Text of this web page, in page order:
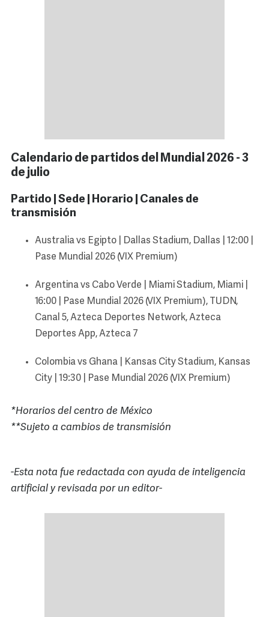
Calendario de partidos del Mundial 2026 - 3
de julio
Partido | Sede | Horario | Canales de
transmisión
Australia vs Egipto | Dallas Stadium, Dallas | 12:00 |
Pase Mundial 2026 (VIX Premium)
Argentina vs Cabo Verde | Miami Stadium, Miami |
16:00 | Pase Mundial 2026 (VIX Premium), TUDN,
Canal 5, Azteca Deportes Network, Azteca
Deportes App, Azteca 7
Colombia vs Ghana | Kansas City Stadium, Kansas
City | 19:30 | Pase Mundial 2026 (VIX Premium)
*Horarios del centro de México
**Sujeto a cambios de transmisión
-Esta nota fue redactada con ayuda de inteligencia
artificial y revisada por un editor-